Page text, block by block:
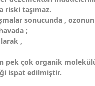
riski taşımaz.
sonucunda ,
;
,
pek çok organik
ispat edilmiştir.